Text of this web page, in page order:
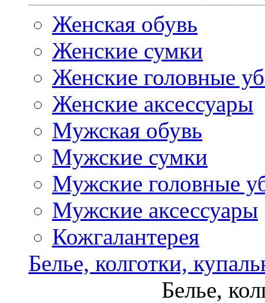
Женская обувь
Женские сумки
Женские головные
Женские аксессуары
Мужская обувь
Мужские сумки
Мужские головные
Мужские аксессуары
Кожгалантерея
Белье, колготки,
Белье,